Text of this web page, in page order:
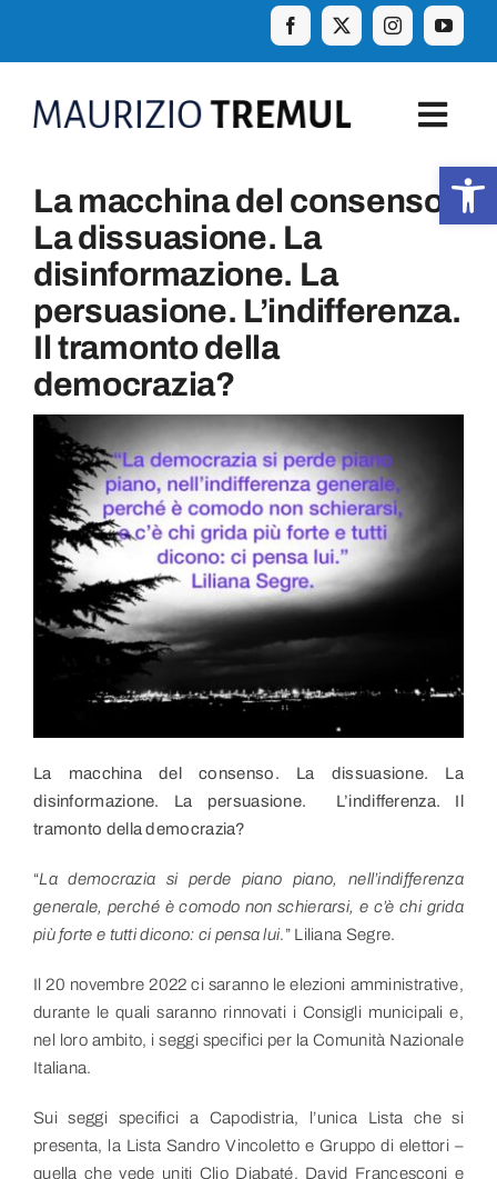
content
Home
Biografia
Eventi
Curiosità e aforismi
Link utili
Contatti
La macchina del consenso.
La dissuasione. La
disinformazione. La
persuasione. L’indifferenza.
Il tramonto della
democrazia?
La macchina del consenso. La dissuasione. La
disinformazione. La persuasione. L’indifferenza. Il
tramonto della democrazia?
“La democrazia si perde piano piano, nell’indifferenza
generale, perché è comodo non schierarsi, e c’è chi grida
più forte e tutti dicono: ci pensa lui.” Liliana Segre.
Il 20 novembre 2022 ci saranno le elezioni amministrative,
durante le quali saranno rinnovati i Consigli municipali e,
nel loro ambito, i seggi specifici per la Comunità Nazionale
Italiana.
Sui seggi specifici a Capodistria, l’unica Lista che si
presenta, la Lista Sandro Vincoletto e Gruppo di elettori –
quella che vede uniti Clio Diabaté, David Francesconi e